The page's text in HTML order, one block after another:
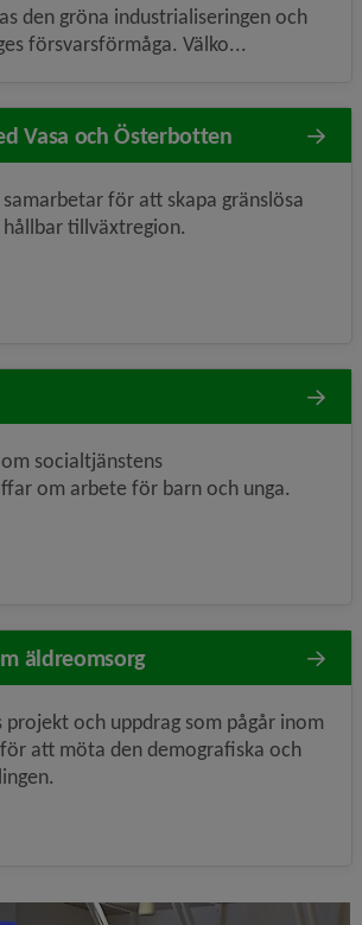
den gröna industrialiseringen och
försvarsförmåga. Välko...
Vasa och Österbotten
för att skapa gränslösa
tillväxtregion.
socialtjänstens
om arbete för barn och unga.
äldreomsorg
projekt och uppdrag som pågår inom
att möta den demografiska och